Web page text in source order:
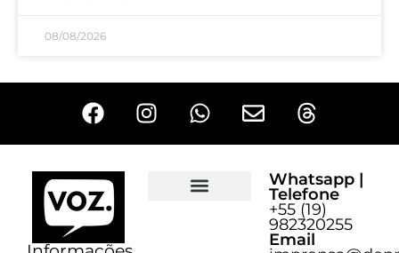
08/08/2026
Whatsapp |
Telefone
+55 (19)
982320255
Email